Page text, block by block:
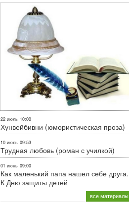
22 июль 10:00
Хунвейбивни (юмористическая проза)
10 июль 09:53
Трудная любовь (роман с училкой)
01 июнь 09:00
Как маленький папа нашел себе друга.
К Дню защиты детей
все материалы